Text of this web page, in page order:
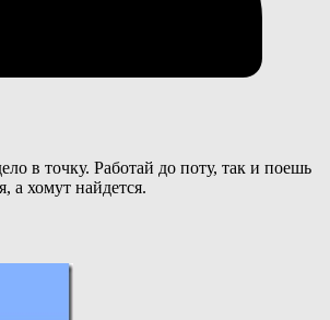
в точку. Работай до поту, так и поешь
а хомут найдется.